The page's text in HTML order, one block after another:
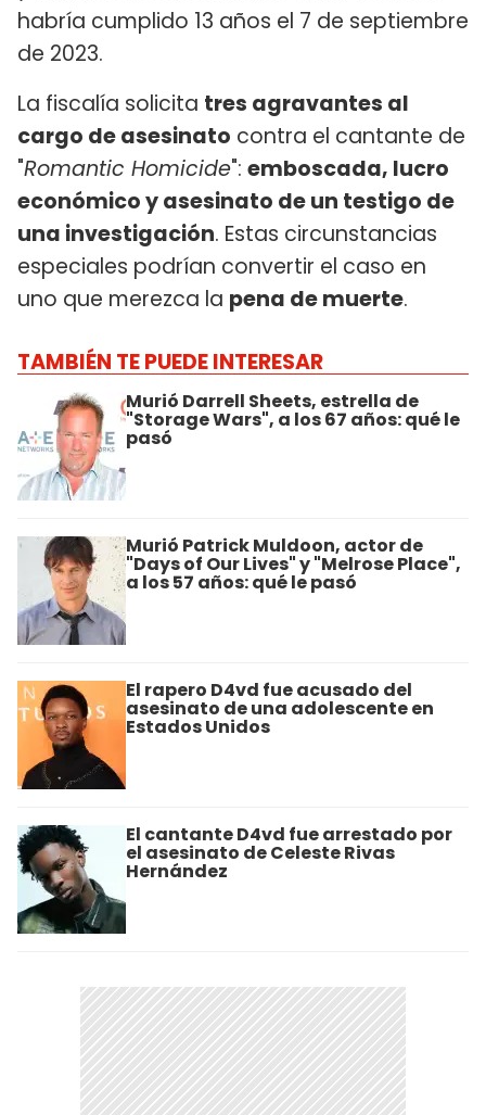
habría cumplido 13 años el 7 de septiembre
de 2023.
La fiscalía solicita tres agravantes al
cargo de asesinato contra el cantante de
"Romantic Homicide": emboscada, lucro
económico y asesinato de un testigo de
una investigación. Estas circunstancias
especiales podrían convertir el caso en
uno que merezca la pena de muerte.
TAMBIÉN TE PUEDE INTERESAR
Murió Darrell Sheets, estrella de
"Storage Wars", a los 67 años: qué le
pasó
Murió Patrick Muldoon, actor de
"Days of Our Lives" y "Melrose Place",
a los 57 años: qué le pasó
El rapero D4vd fue acusado del
asesinato de una adolescente en
Estados Unidos
El cantante D4vd fue arrestado por
el asesinato de Celeste Rivas
Hernández